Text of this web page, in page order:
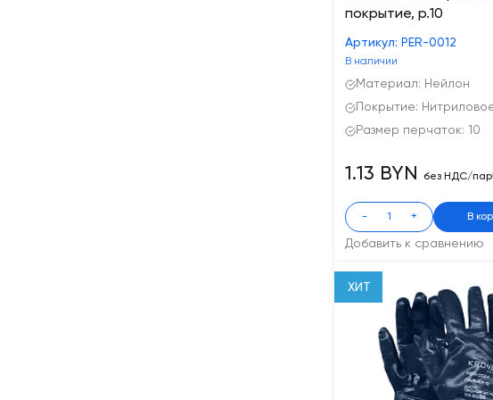
покрытие, р.10
Артикул: PER-0012
В наличии
Материал: Нейлон
Покрытие:
Размер перчаток: 10
Добавить к сравнению
1.13 BYN без НДС/пар
- + В
ХИТ